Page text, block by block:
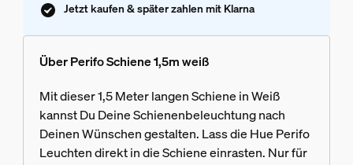
Jetzt kaufen & später zahlen mit Klarna
Über Perifo Schiene 1,5m weiß
Mit dieser 1,5 Meter langen Schiene in Weiß
kannst Du Deine Schienenbeleuchtung nach
Deinen Wünschen gestalten. Lass die Hue Perifo
Leuchten direkt in die Schiene einrasten. Nur für